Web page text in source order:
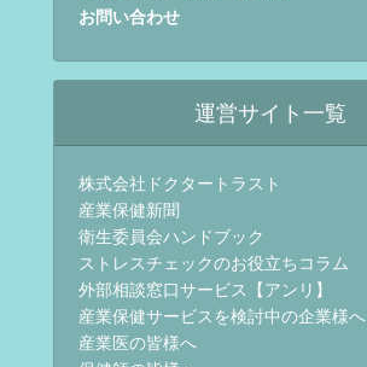
お問い合わせ
運営サイト一覧
株式会社ドクタートラスト
産業保健新聞
衛生委員会ハンドブック
ストレスチェックのお役立ちコラム
外部相談窓口サービス【アンリ】
産業保健サービスを検討中の企業様へ
産業医の皆様へ